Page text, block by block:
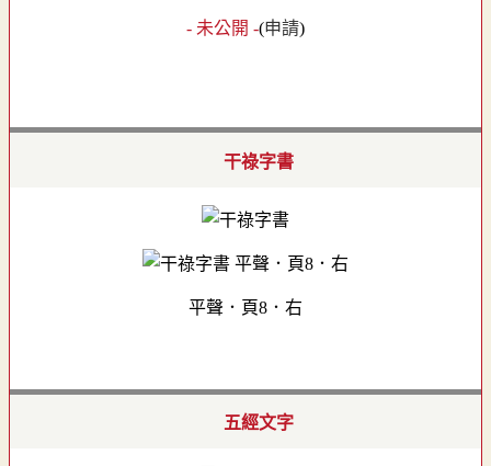
- 未公開 -(申請)
干祿字書
平聲．頁8．右
五經文字